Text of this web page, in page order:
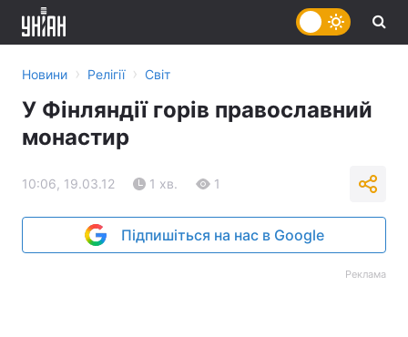
Новини › Релігії › Світ
У Фінляндії горів православний
монастир
10:06, 19.03.12 1 хв. 1
Підпишіться на нас в Google
Реклама